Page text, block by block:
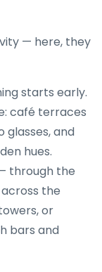
— here, they
starts early.
café terraces
glasses, and
hues.
through the
the
or
bars and